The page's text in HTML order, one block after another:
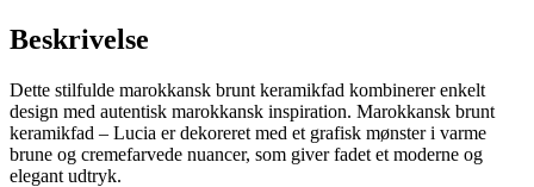
Beskrivelse
Dette stilfulde marokkansk brunt keramikfad kombinerer enkelt
design med autentisk marokkansk inspiration. Marokkansk brunt
keramikfad – Lucia er dekoreret med et grafisk mønster i varme
brune og cremefarvede nuancer, som giver fadet et moderne og
elegant udtryk.